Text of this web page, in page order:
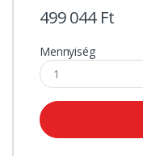
499 044 Ft
Mennyiség